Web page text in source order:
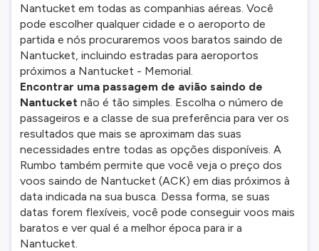
Nantucket em todas as companhias aéreas. Você
pode escolher qualquer cidade e o aeroporto de
partida e nós procuraremos voos baratos saindo de
Nantucket, incluindo estradas para aeroportos
próximos a Nantucket - Memorial.
Encontrar uma passagem de avião saindo de
Nantucket não é tão simples. Escolha o número de
passageiros e a classe de sua preferência para ver os
resultados que mais se aproximam das suas
necessidades entre todas as opções disponíveis. A
Rumbo também permite que você veja o preço dos
voos saindo de Nantucket (ACK) em dias próximos à
data indicada na sua busca. Dessa forma, se suas
datas forem flexíveis, você pode conseguir voos mais
baratos e ver qual é a melhor época para ir a
Nantucket.